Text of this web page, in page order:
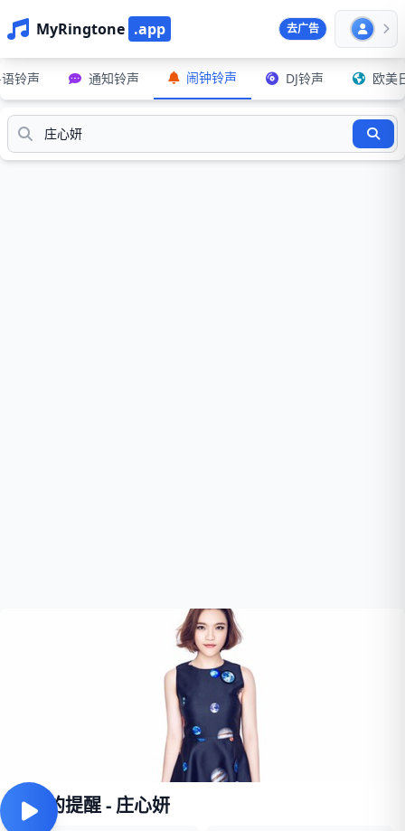
MyRingtone .app 去广告
铃声 通知铃声 闹钟铃声 DJ铃声 欧美
眼泪的提醒 - 庄心妍